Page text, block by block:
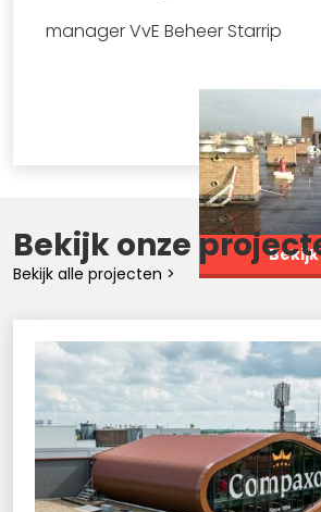
manager VvE Beheer Starrip
Bekijk onze
Bekijk alle projecten >